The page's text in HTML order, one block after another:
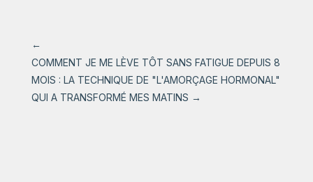
←
COMMENT JE ME LÈVE TÔT SANS FATIGUE DEPUIS 8
MOIS : LA TECHNIQUE DE "L'AMORÇAGE HORMONAL"
QUI A TRANSFORMÉ MES MATINS →